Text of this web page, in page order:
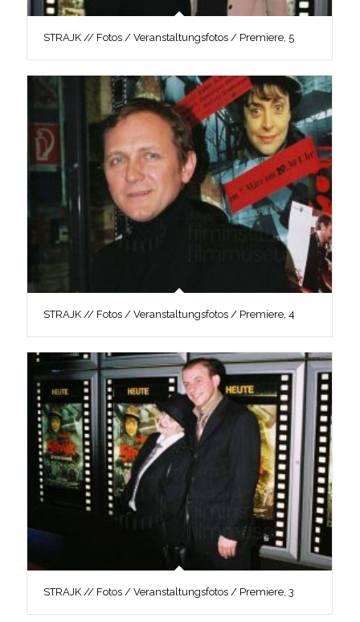
STRAJK // Fotos / Veranstaltungsfotos / Premiere, 5
STRAJK // Fotos / Veranstaltungsfotos / Premiere, 4
STRAJK // Fotos / Veranstaltungsfotos / Premiere, 3